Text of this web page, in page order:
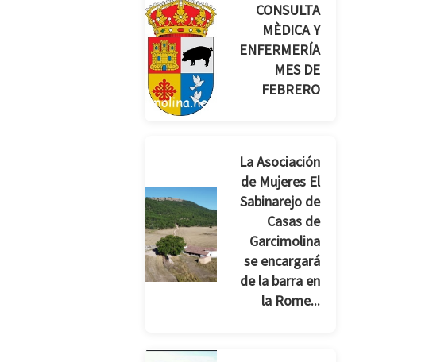
CONSULTA
MÈDICA Y
ENFERMERÍA
MES DE
FEBRERO
La Asociación
de Mujeres El
Sabinarejo de
Casas de
Garcimolina
se encargará
de la barra en
la Rome...